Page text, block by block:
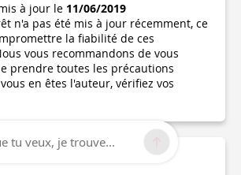
à jour le 11/06/2019
n'a pas été mis à jour récemment, ce
la fiabilité de ces
vous recommandons de vous
prendre toutes les précautions
en êtes l'auteur, vérifiez vos
tu veux, je trouve...